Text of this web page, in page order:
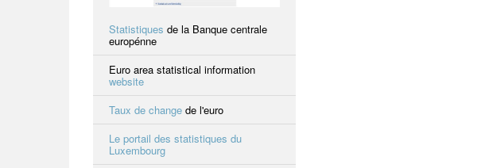
Statistiques de la Banque centrale
europénne
Euro area statistical information
website
Taux de change de l'euro
Le portail des statistiques du
Luxembourg